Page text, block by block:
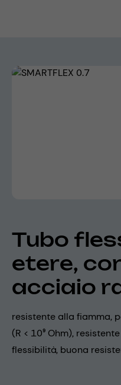
Skip image gallery
Tubo
etere,
acciaio
resistente alla fiamma,
(R < 10⁹ Ohm),
flessibilità, buona